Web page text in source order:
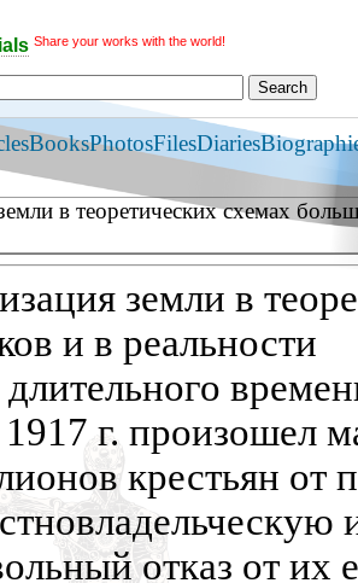
Share your works with the world!
BooksPhotosFilesDiaries
в теоретических схемах
земли в
и в реальности
г. произошел
крестьян от
отказ от их